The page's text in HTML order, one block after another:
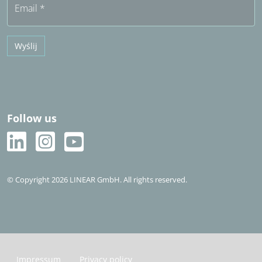
Email *
Wyślij
Follow us
© Copyright 2026 LINEAR GmbH. All rights reserved.
Impressum Privacy policy